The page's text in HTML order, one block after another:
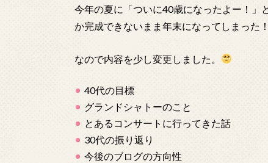
今年の夏に「ついに40歳になったよー！」
か完成できないまま年末になってしまった！
なので内容を少し変更しました。
40代の目標
グランドシャトーのこと
とあるコンサートに行ってきた話
30代の振り返り
今後のブログの方向性